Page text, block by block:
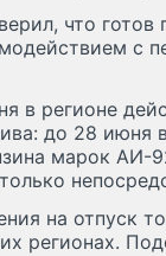
что
с
в регионе
до 28 июня
марок
на отпуск
регионах.